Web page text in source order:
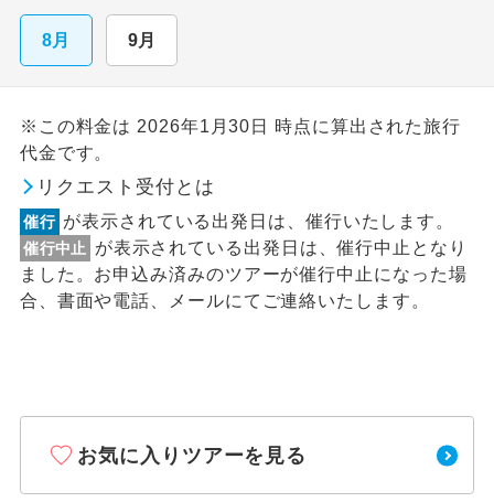
8月 9月
※この料金は 2026年1月30日 時点に算出された旅行
代金です。
リクエスト受付とは
催行 が表示されている出発日は、催行いたします。
催行中止
が表示されている出発日は、催行中止となり
ました。お申込み済みのツアーが催行中止になった場
合、書面や電話、メールにてご連絡いたします。
お気に入りツアーを見る